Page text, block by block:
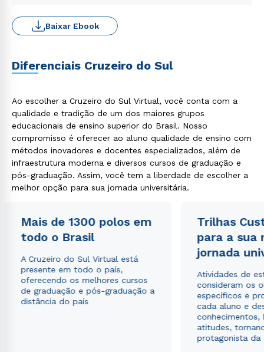
Baixar Ebook
Diferenciais Cruzeiro do Sul
Ao escolher a Cruzeiro do Sul Virtual, você conta com a
qualidade e tradição de um dos maiores grupos
educacionais de ensino superior do Brasil. Nosso
compromisso é oferecer ao aluno qualidade de ensino com
métodos inovadores e docentes especializados, além de
infraestrutura moderna e diversos cursos de graduação e
pós-graduação. Assim, você tem a liberdade de escolher a
melhor opção para sua jornada universitária.
Mais de 1300 polos em
todo o Brasil
A Cruzeiro do Sul Virtual está
presente em todo o país,
oferecendo os melhores cursos
de graduação e pós-graduação a
distância do país
Trilhas
para a sua
jornada
Atividades de
consideram os
específicos e
cada aluno e
conhecimentos,
atitudes,
protagonista da